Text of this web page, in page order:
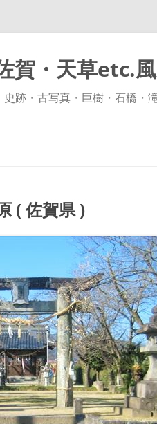
賀・天草etc.
跡・古写真・巨樹・石橋・
( 佐賀県 )